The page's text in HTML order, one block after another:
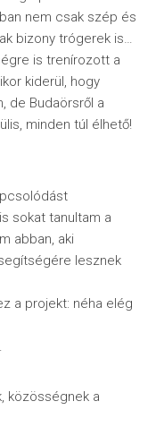
nem csak szép és
bizony trógerek is…
is trenírozott a
kiderül, hogy
de Budaörsről a
minden túl élhető!
sokat tanultam a
abban, aki
lesznek
a projekt: néha elég
közösségnek a